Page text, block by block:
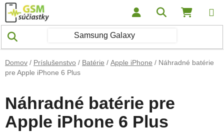
Prejsť na obsah Hľadať
Domov / Príslušenstvo / Batérie / Apple iPhone / Náhradné batérie
pre Apple iPhone 6 Plus
Náhradné batérie pre
Apple iPhone 6 Plus